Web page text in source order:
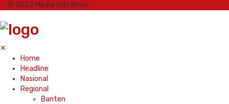
© 2022 Media Indo News
✕
Home
Headline
Nasional
Regional
Banten